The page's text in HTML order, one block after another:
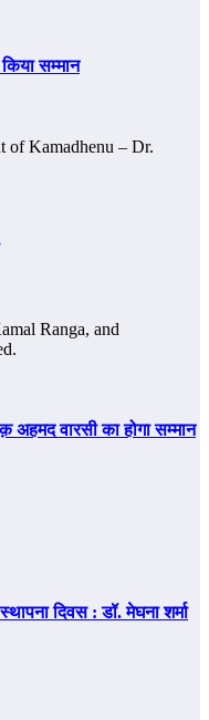
सम्‍मान
अहमद वारसी का होगा सम्‍मान
दिवस : डॉ. मेघना शर्मा